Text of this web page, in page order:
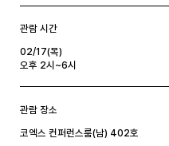
관람 시간
02/17(목)
오후 2시~6시
관람 장소
코엑스 컨퍼런스룸(남) 402호